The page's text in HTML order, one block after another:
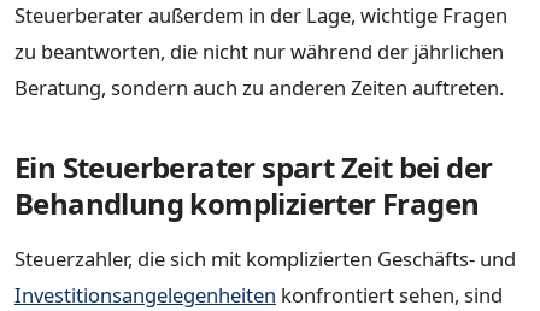
Steuerberater außerdem in der Lage, wichtige Fragen
zu beantworten, die nicht nur während der jährlichen
Beratung, sondern auch zu anderen Zeiten auftreten.
Ein Steuerberater spart Zeit bei der
Behandlung komplizierter Fragen
Steuerzahler, die sich mit komplizierten Geschäfts- und
Investitionsangelegenheiten konfrontiert sehen, sind